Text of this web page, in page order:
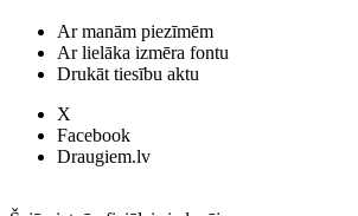
Ar manām piezīmēm
Ar lielāka izmēra fontu
Drukāt tiesību aktu
X
Facebook
Draugiem.lv